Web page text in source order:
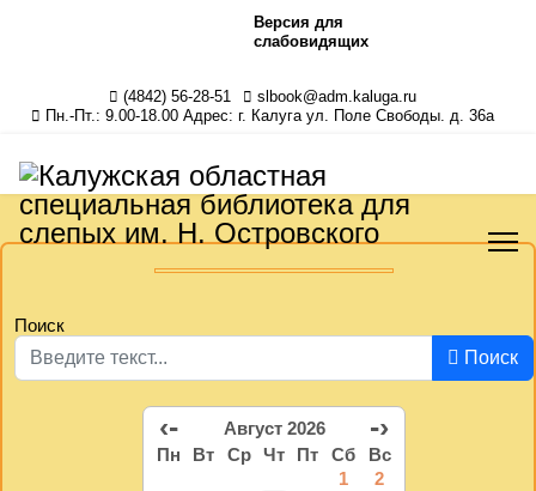
Версия для
слабовидящих
(4842) 56-28-51
slbook@adm.kaluga.ru
Пн.-Пт.: 9.00-18.00 Адрес: г. Калуга ул. Поле Свободы. д. 36а
Поиск
Поиск
‹- Август 2026 -›
Пн Вт Ср Чт Пт Сб
Вс
1
2